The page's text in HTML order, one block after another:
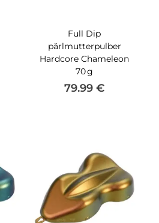
Full Dip
pärlmutterpulber
Hardcore Chameleon
70 g
79.99 €